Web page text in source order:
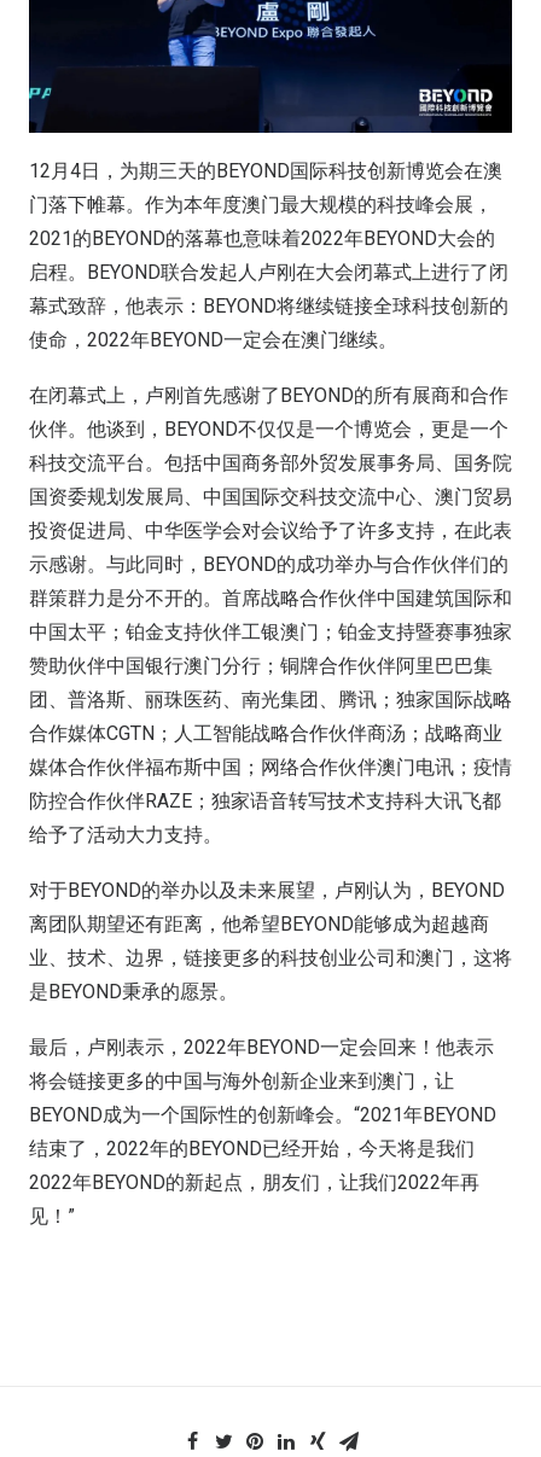
12月4日，为期三天的BEYOND国际科技创新博览会在澳
门落下帷幕。作为本年度澳门最大规模的科技峰会展，
2021的BEYOND的落幕也意味着2022年BEYOND大会的
启程。BEYOND联合发起人卢刚在大会闭幕式上进行了闭
幕式致辞，他表示：BEYOND将继续链接全球科技创新的
使命，2022年BEYOND一定会在澳门继续。
在闭幕式上，卢刚首先感谢了BEYOND的所有展商和合作
伙伴。他谈到，BEYOND不仅仅是一个博览会，更是一个
科技交流平台。包括中国商务部外贸发展事务局、国务院
国资委规划发展局、中国国际交科技交流中心、澳门贸易
投资促进局、中华医学会对会议给予了许多支持，在此表
示感谢。与此同时，BEYOND的成功举办与合作伙伴们的
群策群力是分不开的。首席战略合作伙伴中国建筑国际和
中国太平；铂金支持伙伴工银澳门；铂金支持暨赛事独家
赞助伙伴中国银行澳门分行；铜牌合作伙伴阿里巴巴集
团、普洛斯、丽珠医药、南光集团、腾讯；独家国际战略
合作媒体CGTN；人工智能战略合作伙伴商汤；战略商业
媒体合作伙伴福布斯中国；网络合作伙伴澳门电讯；疫情
防控合作伙伴RAZE；独家语音转写技术支持科大讯飞都
给予了活动大力支持。
对于BEYOND的举办以及未来展望，卢刚认为，BEYOND
离团队期望还有距离，他希望BEYOND能够成为超越商
业、技术、边界，链接更多的科技创业公司和澳门，这将
是BEYOND秉承的愿景。
最后，卢刚表示，2022年BEYOND一定会回来！他表示
将会链接更多的中国与海外创新企业来到澳门，让
BEYOND成为一个国际性的创新峰会。“2021年BEYOND
结束了，2022年的BEYOND已经开始，今天将是我们
2022年BEYOND的新起点，朋友们，让我们2022年再
见！”